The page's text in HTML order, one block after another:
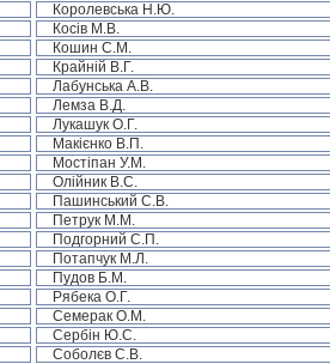
Королевська Н.Ю.
Косів М.В.
Кошин С.М.
Крайній В.Г.
Лабунська А.В.
Лемза В.Д.
Лукашук О.Г.
Макієнко В.П.
Мостіпан У.М.
Олійник В.С.
Пашинський С.В.
Петрук М.М.
Подгорний С.П.
Потапчук М.Л.
Пудов Б.М.
Рябека О.Г.
Семерак О.М.
Сербін Ю.С.
Соболєв С.В.